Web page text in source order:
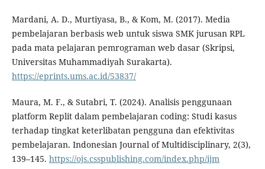
Mardani, A. D., Murtiyasa, B., & Kom, M. (2017). Media
pembelajaran berbasis web untuk siswa SMK jurusan RPL
pada mata pelajaran pemrograman web dasar (Skripsi,
Universitas Muhammadiyah Surakarta).
https://eprints.ums.ac.id/53837/
Maura, M. F., & Sutabri, T. (2024). Analisis penggunaan
platform Replit dalam pembelajaran coding: Studi kasus
terhadap tingkat keterlibatan pengguna dan efektivitas
pembelajaran. Indonesian Journal of Multidisciplinary, 2(3),
139–145. https://ojs.csspublishing.com/index.php/ijm